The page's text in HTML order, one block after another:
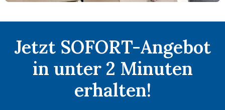
Jetzt SOFORT-Angebot
in unter 2 Minuten
erhalten!